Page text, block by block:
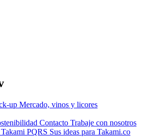
up Mercado, vinos y licores
Contacto Trabaje con nosotros
PQRS Sus ideas para Takami.co